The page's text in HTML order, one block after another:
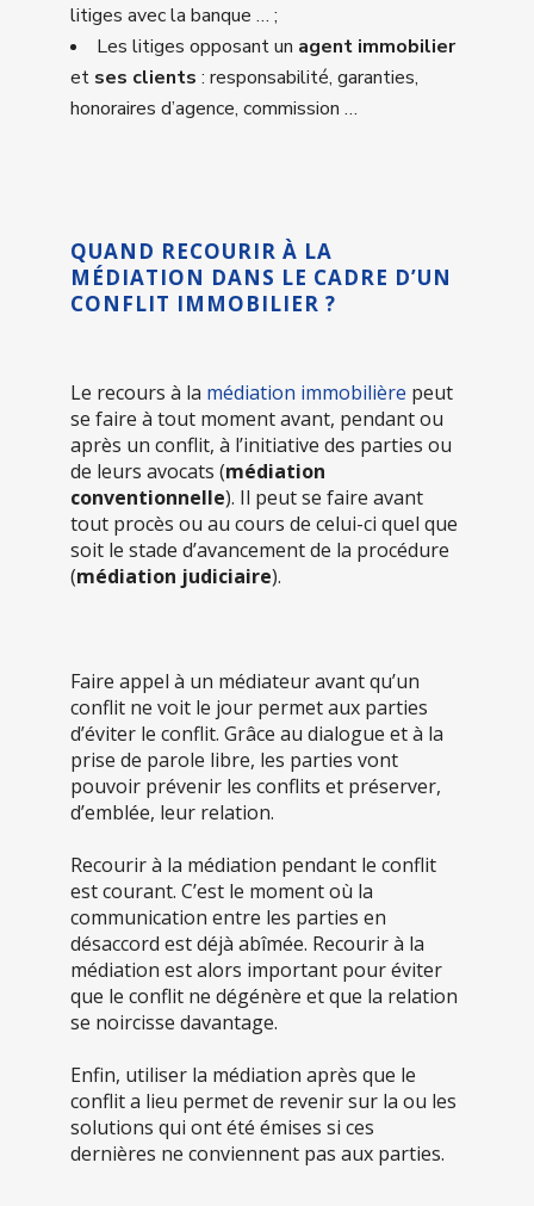
litiges avec la banque … ;
Les litiges opposant un agent immobilier
et ses clients : responsabilité, garanties,
honoraires d’agence, commission …
QUAND RECOURIR À LA
MÉDIATION DANS LE CADRE D’UN
CONFLIT IMMOBILIER ?
Le recours à la médiation immobilière peut
se faire à tout moment avant, pendant ou
après un conflit, à l’initiative des parties ou
de leurs avocats (médiation
conventionnelle). Il peut se faire avant
tout procès ou au cours de celui-ci quel que
soit le stade d’avancement de la procédure
(médiation judiciaire).
Faire appel à un médiateur avant qu’un
conflit ne voit le jour permet aux parties
d’éviter le conflit. Grâce au dialogue et à la
prise de parole libre, les parties vont
pouvoir prévenir les conflits et préserver,
d’emblée, leur relation.
Recourir à la médiation pendant le conflit
est courant. C’est le moment où la
communication entre les parties en
désaccord est déjà abîmée. Recourir à la
médiation est alors important pour éviter
que le conflit ne dégénère et que la relation
se noircisse davantage.
Enfin, utiliser la médiation après que le
conflit a lieu permet de revenir sur la ou les
solutions qui ont été émises si ces
dernières ne conviennent pas aux parties.